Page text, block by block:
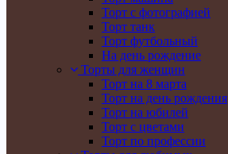
Торт с фотографией
Торт танк
Торт футбольный
На день рождение
Торты для женщин
Торт на 8 марта
Торт на день рождения
Торт на юбилей
Торт с цветами
Торт по профессии